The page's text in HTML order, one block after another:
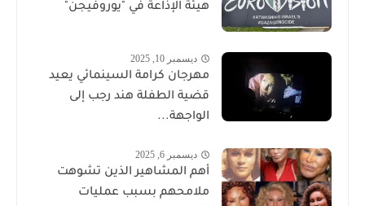
هيئة الإذاعة في "يوروفيجن"
ديسمبر 10, 2025
مهرجان كرامة السينمائي يعيد
قضية الطفلة هند رجب إلى
الواجهة...
ديسمبر 6, 2025
أهم المشاهير الذين تشوهت
ملامحهم بسبب عمليات